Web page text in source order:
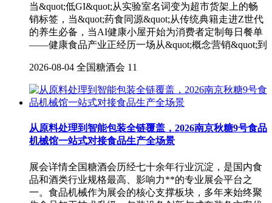
当&quot;低GI&quot;从实验室名词变为超市货架上的畅
销标签，当&quot;药食同源&quot;从传统典籍走进Z世代
的养生必备，当AI健康小屋开始为消费者定制每日餐单
——健康食品产业正经历一场从&quot;概念营销&quot;到
2026-08-04 全国糖酒会 11
从原料处理到智能包装全链覆盖，2026南京秋糖9号食品
机械馆一站式对接食品生产全场景
展会详情全国糖酒会历经七十余年行业沉淀，是国内食
品和酒类行业规格最高、影响力**的专业展会平台之
一。食品机械作为展会的核心支撑板块，多年来始终聚